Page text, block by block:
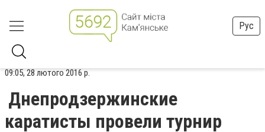
Рус
09:05, 28 лютого 2016 р.
Днепродзержинские
каратисты провели турнир